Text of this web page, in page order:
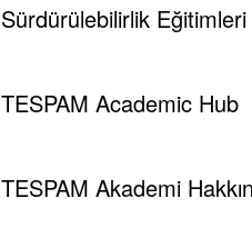
Sürdürülebilirlik Eğitimleri
TESPAM Academic Hub
TESPAM Akademi